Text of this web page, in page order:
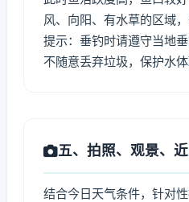
风、向阳、有水草的区域
提示：垂钓时请遵守当地
不随意丢弃垃圾，保护水体
五、拍照、观景、
结合今日天气条件，针对